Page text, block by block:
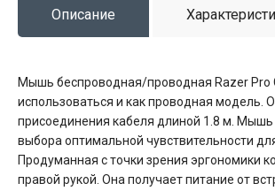
Описание
Мышь беспроводная/проводная Razer Pro
использоваться и как проводная модель.
присоединения кабеля длиной 1.8 м.
выбора оптимальной чувствительности
Продуманная с точки зрения эргономики
правой рукой. Она получает питание от